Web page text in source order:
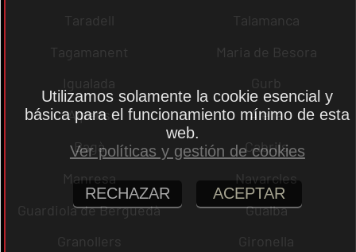
Taradell
Talamanca
Tagamanent
Maria de Besora
Igualada
Gurb
Alpens
Alella
Bagà
Cabrils
Manresa
Navarcles
Guardiola de Berguedà
Gualba
Granollers
Gironella
Utilizamos solamente la cookie esencial y
básica para el funcionamiento mínimo de esta
web.
Ver políticas y gestión de cookies
RECHAZAR ACEPTAR